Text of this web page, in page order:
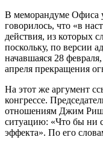
В меморандуме Офиса
говорилось, что «в
действия, из которых
поскольку, по версии
начавшаяся 28
апреля прекращения
На этот же аргумент
конгрессе.
отношениям Джим Риш
ситуацию: «Что бы ни
эффекта». По его